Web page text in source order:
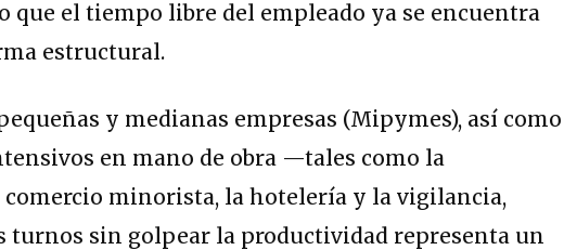
que el tiempo libre del empleado ya se encuentra
estructural.
y medianas empresas (Mipymes), así como
en mano de obra —tales como la
comercio minorista, la hotelería y la vigilancia,
turnos sin golpear la productividad representa un